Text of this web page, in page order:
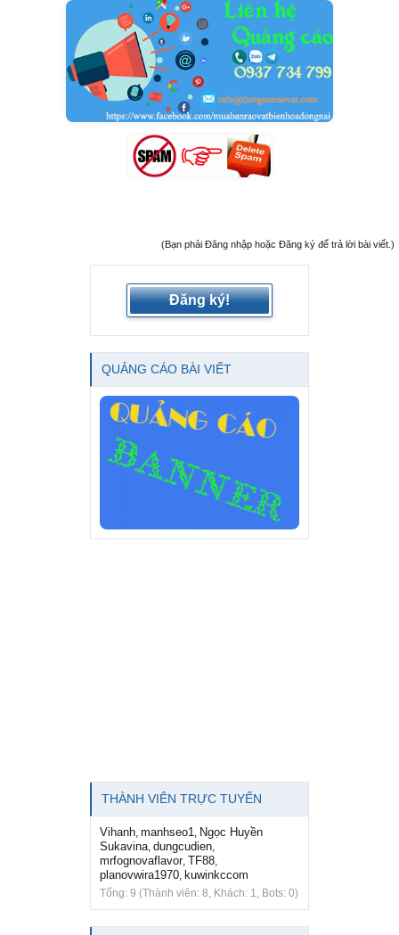
(Bạn phải Đăng nhập hoặc Đăng ký để trả lời bài viết.)
Đăng ký!
QUẢNG CÁO BÀI VIẾT
THÀNH VIÊN TRỰC TUYẾN
Vihanh manhseo1 Ngọc Huyền
Sukavina dungcudien
mrfognovaflavor, TF88
planovwira1970 kuwinkccom
Tổng: 9 (Thành viên: 8, Khách: 1, Bots: 0)